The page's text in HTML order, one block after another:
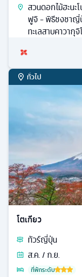
สวนดอกไม้ฮะนะ
ฟูจิ - พิธีชงชาญี่
ทะเลสาบคาวากุ
ทั่วไป
โตเกียว
ทัวร์ญี่ปุ่น
ส.ค. / ก.ย.
ที่พักระดับ